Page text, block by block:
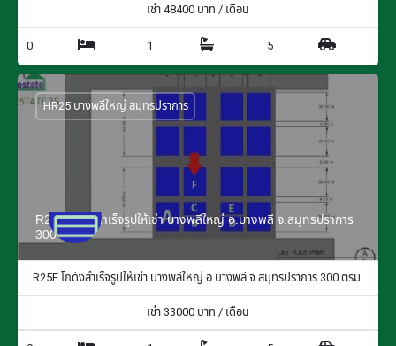
เช่า48400 บาท / เดือน
0 1 5
R25F โกดังสำเร็จรูปให้เช่า บางพลีใหญ่ อ.บางพลี จ.สมุทรปราการ
300 ตรม.
HR25 บางพลีใหญ่ สมุทรปราการ
R25F โกดังสำเร็จรูปให้เช่า บางพลีใหญ่ อ.บางพลี จ.สมุทรปราการ 300 ตรม.
เช่า 33000 บาท / เดือน